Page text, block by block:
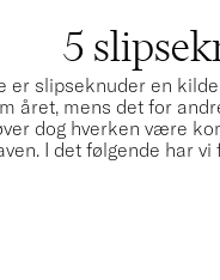
5
er slipseknuder en
året, mens det for
dog hverken være
I det følgende har